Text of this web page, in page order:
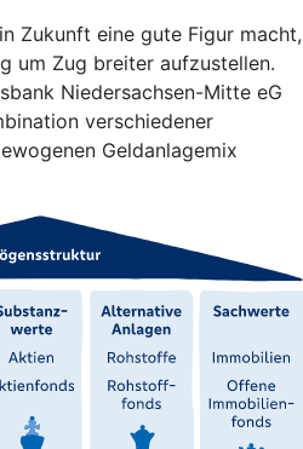
Zukunft eine gute Figur macht,
um Zug breiter aufzustellen.
Niedersachsen-Mitte eG
verschiedener
Geldanlagemix